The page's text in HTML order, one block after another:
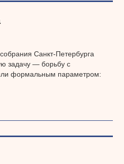
Санкт-Петербурга
задачу — борьбу с
формальным параметром: